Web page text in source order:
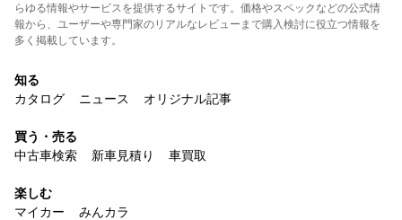
らゆる情報やサービスを提供するサイトです。価格やスペックなどの公式情
報から、ユーザーや専門家のリアルなレビューまで購入検討に役立つ情報を
多く掲載しています。
知る
カタログ
ニュース オリジナル記事
買う・売る
中古車検索
新車見積り 車買取
楽しむ
マイカー
みんカラ